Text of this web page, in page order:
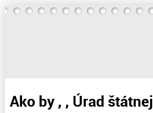
Najkomentovanejšie články
> Ako by , , Úrad štátnej starostlivosti " riešil problémy
Ako by , , Úrad